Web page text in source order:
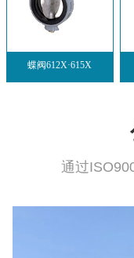
蝶阀612X·615X
通过